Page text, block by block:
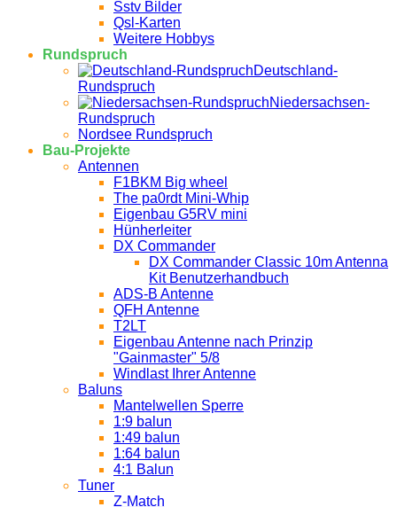
Sstv Bilder
Qsl-Karten
Weitere Hobbys
Rundspruch
Deutschland-
Rundspruch
Niedersachsen-
Rundspruch
Nordsee Rundspruch
Bau-Projekte
Antennen
F1BKM Big wheel
The pa0rdt Mini-Whip
Eigenbau G5RV mini
Hünherleiter
DX Commander
DX Commander Classic 10m Antenna
Kit Benutzerhandbuch
ADS-B Antenne
QFH Antenne
T2LT
Eigenbau Antenne nach Prinzip
"Gainmaster" 5/8
Windlast Ihrer Antenne
Baluns
Mantelwellen Sperre
1:9 balun
1:49 balun
1:64 balun
4:1 Balun
Tuner
Z-Match